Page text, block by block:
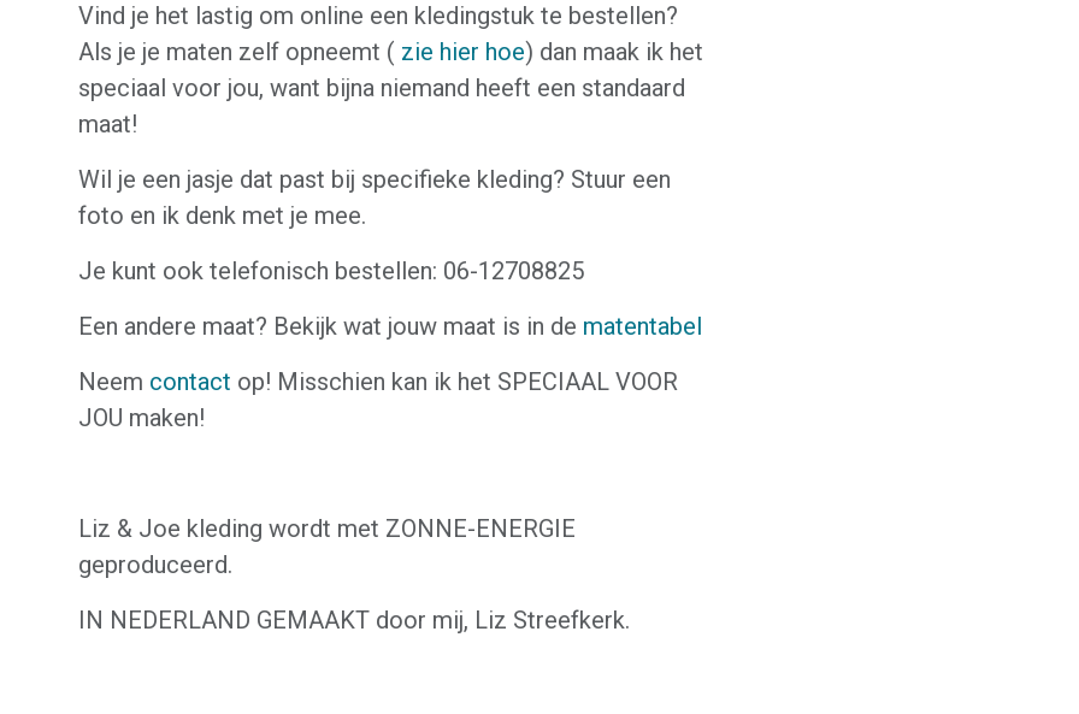
Vind je het lastig om online een kledingstuk te bestellen?
Als je je maten zelf opneemt ( zie hier hoe) dan maak ik het
speciaal voor jou, want bijna niemand heeft een standaard
maat!
Wil je een jasje dat past bij specifieke kleding? Stuur een
foto en ik denk met je mee.
Je kunt ook telefonisch bestellen: 06-12708825
Een andere maat? Bekijk wat jouw maat is in de matentabel
Neem contact op! Misschien kan ik het SPECIAAL VOOR
JOU maken!
Liz & Joe kleding wordt met ZONNE-ENERGIE
geproduceerd.
IN NEDERLAND GEMAAKT door mij, Liz Streefkerk.